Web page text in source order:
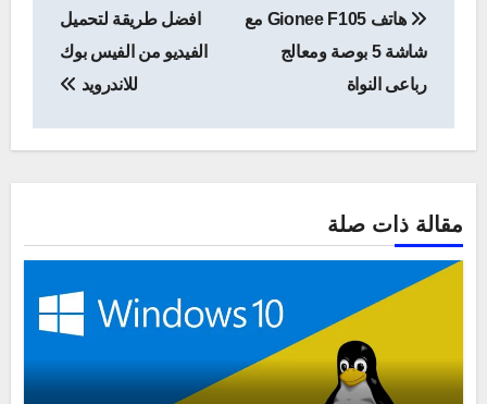
المقالات
هاتف Gionee F105 مع
شاشة 5 بوصة ومعالج
رباعى النواة
افضل طريقة لتحميل
الفيديو من الفيس بوك
للاندرويد
مقالة ذات صلة